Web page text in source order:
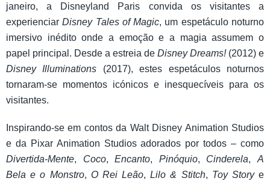
janeiro, a Disneyland Paris convida os visitantes a
experienciarDisney Tales of Magic, um espetáculo noturno
imersivo inédito onde a emoção e a magia assumem o
papel principal. Desde a estreia de Disney Dreams! (2012) e
Disney Illuminations (2017), estes espetáculos noturnos
tornaram-se momentos icónicos e inesquecíveis para os
visitantes.
Inspirando-se em contos da Walt Disney Animation Studios
e da Pixar Animation Studios adorados por todos – como
Divertida-Mente, Coco,Encanto, Pinóquio, Cinderela,A
Bela e o Monstro, O Rei Leão,Lilo & Stitch, Toy Storye